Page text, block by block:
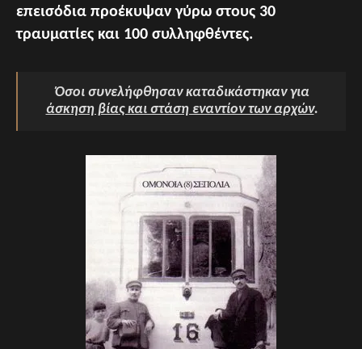
επεισόδια προέκυψαν γύρω στους 30
τραυματίες και 100 συλληφθέντες.
Όσοι συνελήφθησαν καταδικάστηκαν για
άσκηση βίας και στάση εναντίον των αρχών.